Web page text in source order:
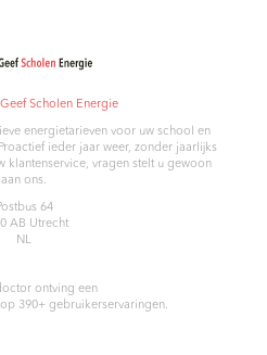
Geef Scholen Energie
energietarieven voor uw school en
ieder jaar weer, zonder jaarlijks
klantenservice, vragen stelt u gewoon
aan ons.
64
AB Utrecht
NL
ontving een
390+ gebruikerservaringen.